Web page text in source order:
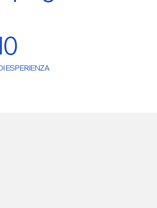
ESPERIENZA